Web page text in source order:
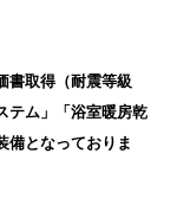
書取得（耐震等級
テム」「浴室暖房乾
備となっておりま